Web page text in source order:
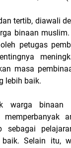
tertib, diawali
binaan muslim.
petugas
masa
lebih baik.
warga binaan
sebagai
Selain itu,